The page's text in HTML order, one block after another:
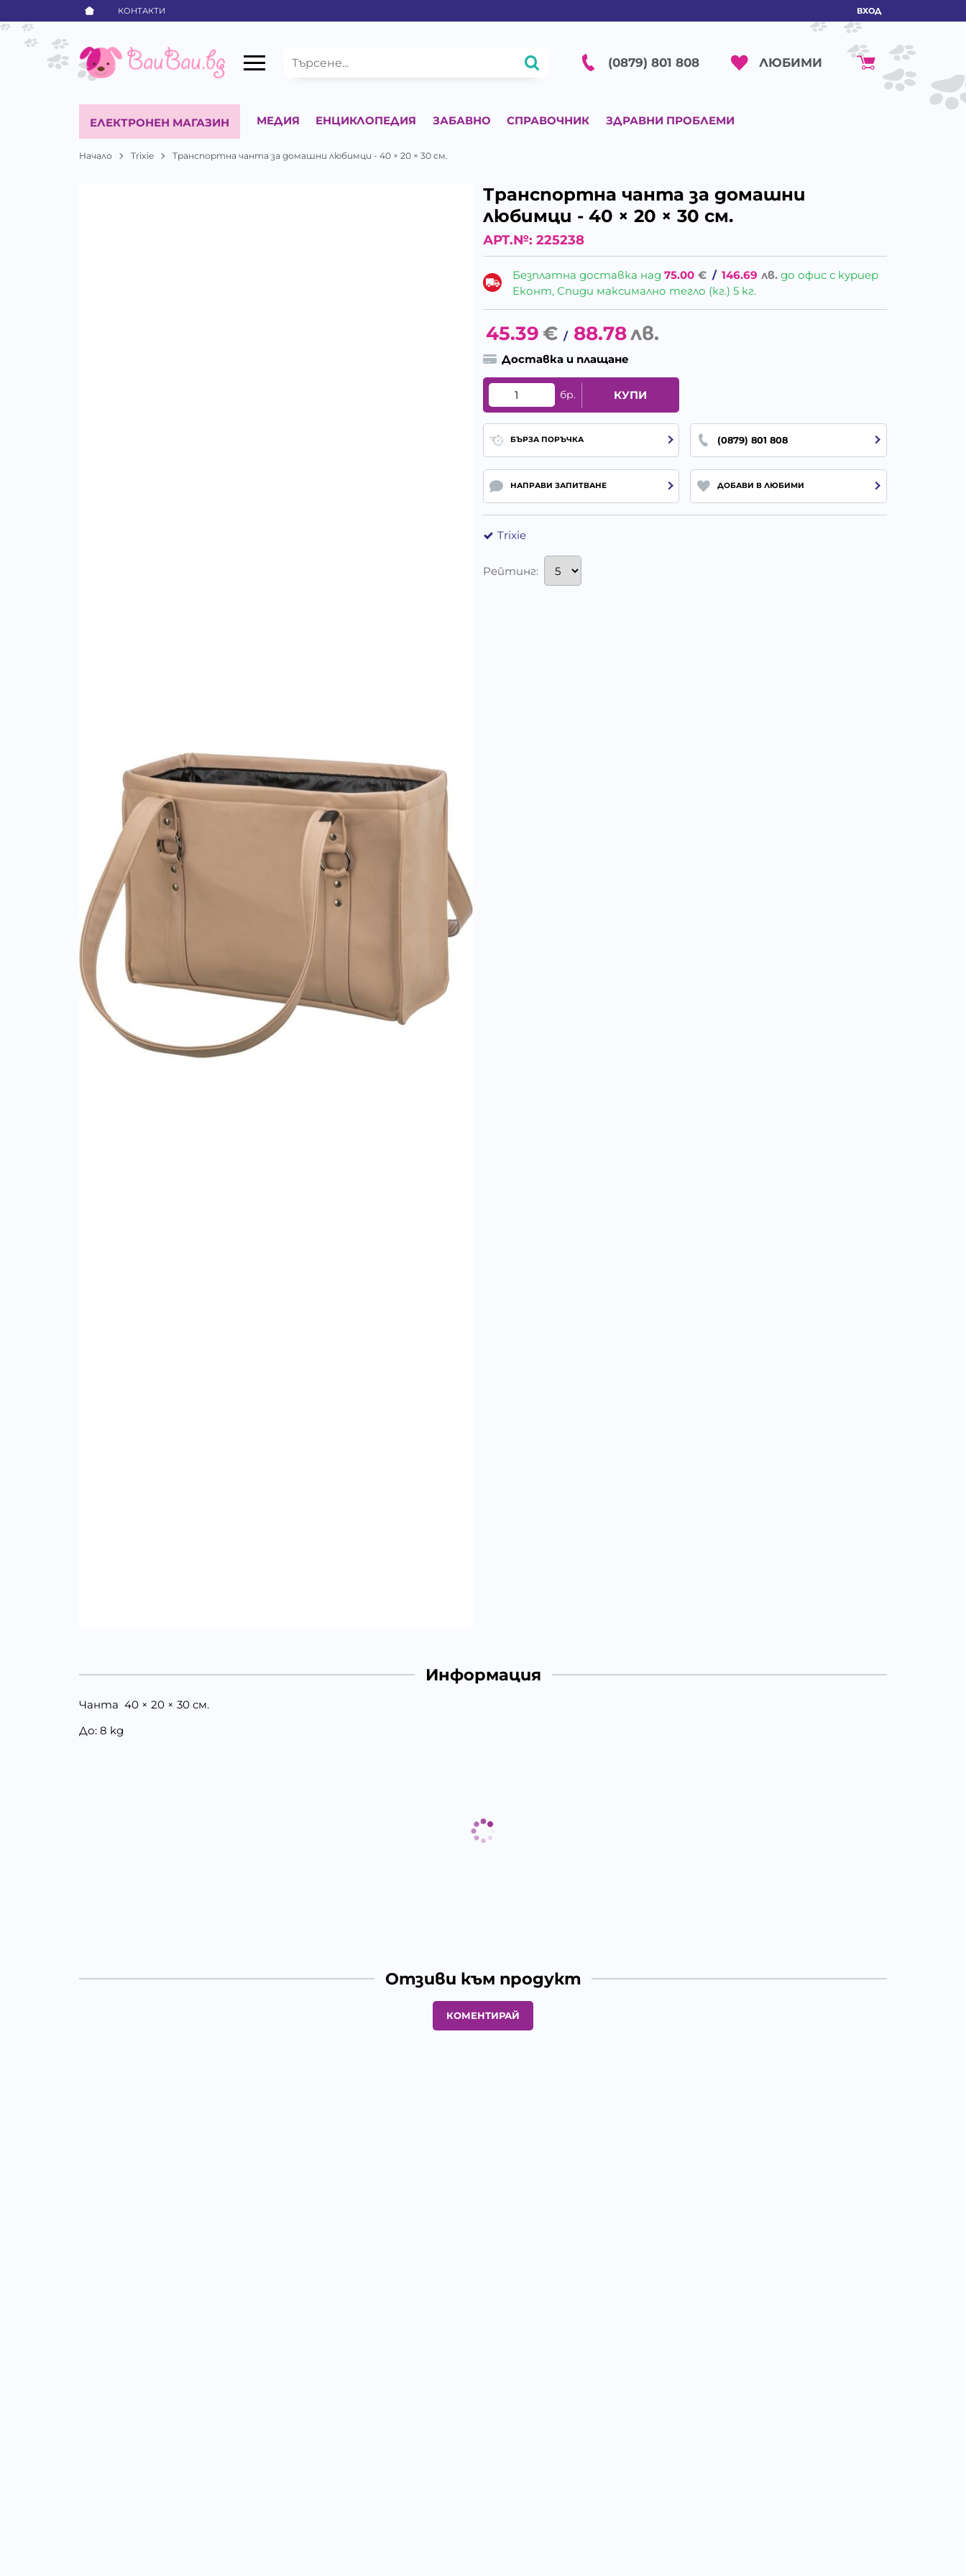
КОНТАКТИ ВХОД
(0879) 801 808 ЛЮБИМИ
ЕЛЕКТРОНЕН МАГАЗИН МЕДИЯ ЕНЦИКЛОПЕДИЯ ЗАБАВНО СПРАВОЧНИК ЗДРАВНИ ПРОБЛЕМИ
Начало Trixie Транспортна чанта за домашни любимци - 40 × 20 × 30 cм.
Транспортна чанта за домашни
любимци - 40 × 20 × 30 cм.
АРТ.№: 225238
Безплатна доставка над75.00 € / 146.69 лв. до офис с куриер
Еконт, Спиди максимално тегло (кг.) 5 кг.
45.39€ / 88.78лв.
Доставка и плащане
бр. КУПИ
БЪРЗА ПОРЪЧКА (0879) 801 808
НАПРАВИ ЗАПИТВАНЕ ДОБАВИ В ЛЮБИМИ
Trixie
Рейтинг:
Информация
Чанта 40 × 20 × 30 cм.
До: 8 kg
Отзиви към продукт
КОМЕНТИРАЙ